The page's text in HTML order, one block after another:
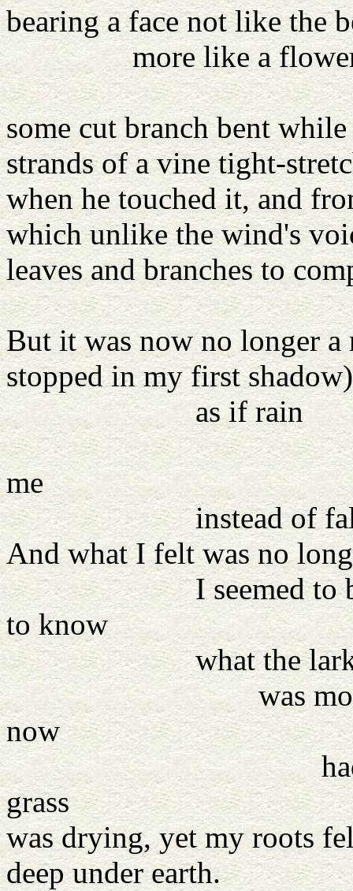
bearing a face not like the
more like a
He carried a
some cut branch bent
strands of a vine tight-
when he touched it, and
which unlike the wind's
leaves and branches to
came
But it was now no longer a
stopped in my first
as if rain
rose from
me
instead of
And what I felt was no
I seemed to be
to know
what the lark
was mounting
now
had risen, the
grass
was drying, yet my roots
deep under earth.